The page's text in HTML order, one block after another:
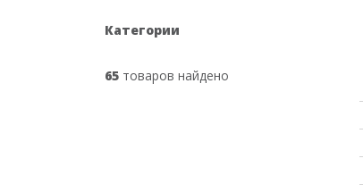
Категории
65 товаров найдено